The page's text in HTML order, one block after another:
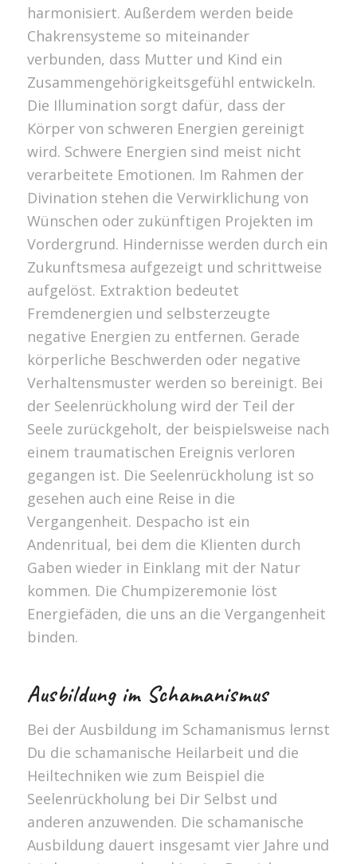
harmonisiert. Außerdem werden beide
Chakrensysteme so miteinander
verbunden, dass Mutter und Kind ein
Zusammengehörigkeitsgefühl entwickeln.
Die Illumination sorgt dafür, dass der
Körper von schweren Energien gereinigt
wird. Schwere Energien sind meist nicht
verarbeitete Emotionen. Im Rahmen der
Divination stehen die Verwirklichung von
Wünschen oder zukünftigen Projekten im
Vordergrund. Hindernisse werden durch ein
Zukunftsmesa aufgezeigt und schrittweise
aufgelöst. Extraktion bedeutet
Fremdenergien und selbsterzeugte
negative Energien zu entfernen. Gerade
körperliche Beschwerden oder negative
Verhaltensmuster werden so bereinigt. Bei
der Seelenrückholung wird der Teil der
Seele zurückgeholt, der beispielsweise nach
einem traumatischen Ereignis verloren
gegangen ist. Die Seelenrückholung ist so
gesehen auch eine Reise in die
Vergangenheit. Despacho ist ein
Andenritual, bei dem die Klienten durch
Gaben wieder in Einklang mit der Natur
kommen. Die Chumpizeremonie löst
Energiefäden, die uns an die Vergangenheit
binden.
Ausbildung im Schamanismus
Bei der Ausbildung im Schamanismus lernst
Du die schamanische Heilarbeit und die
Heiltechniken wie zum Beispiel die
Seelenrückholung bei Dir Selbst und
anderen anzuwenden. Die schamanische
Ausbildung dauert insgesamt vier Jahre und